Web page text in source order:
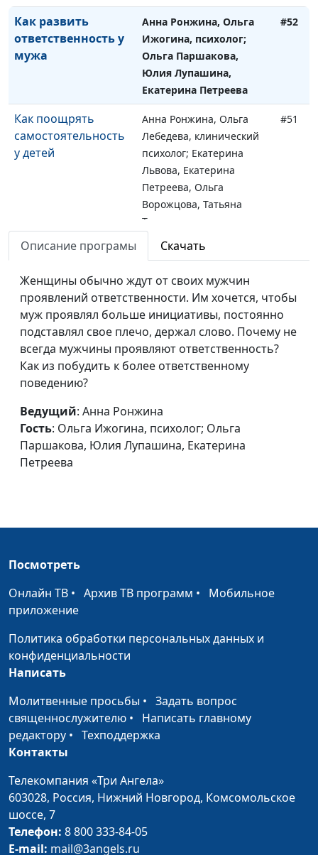
Как развить
ответственность у
мужа
Анна Ронжина, Ольга
Ижогина, психолог;
Ольга Паршакова,
Юлия Лупашина,
Екатерина Петреева
#52
Как поощрять
самостоятельность
у детей
Анна Ронжина, Ольга
Лебедева, клинический
психолог; Екатерина
Львова, Екатерина
Петреева, Ольга
Ворожцова, Татьяна
Тимонина
#51
Как помочь детям
чувствами
Анна Ронжина, Ольга
психолог; Екатерина
Львова, Екатерина
Петреева, Елена
Митрофанова, Татьяна
Тимонина
Как не быть
Юлия Лупашина, Ольга
Паршакова, Светлана
Быкова
Паршакова, Светлана
Как быть
счастливым при
любых
Чикивчук, системный
Ольга Паршакова, Ирина
Основа счастливого
брака
Анна Ронжина, Евгения
Чикивчук, системный
семейный психолог,
Паршакова, Анна
Бочкарева, Дарья
Опять домашние
Анна Ронжина, Ольга
Описание програмы Скачать
Женщины обычно ждут от своих мужчин
проявлений ответственности. Им хочется, чтобы
муж проявлял больше инициативы, постоянно
подставлял свое плечо, держал слово. Почему не
всегда мужчины проявляют ответственность?
Как из побудить к более ответственному
поведению?
Ведущий: Анна Ронжина
Гость: Ольга Ижогина, психолог; Ольга
Паршакова, Юлия Лупашина, Екатерина
Петреева
Посмотреть
Онлайн ТВ • Архив ТВ программ • Мобильное
приложение
Политика обработки персональных данных и
конфиденциальности
Написать
Молитвенные просьбы • Задать вопрос
священнослужителю • Написать главному
редактору • Техподдержка
Контакты
Телекомпания «Три Ангела»
603028, Россия, Нижний Новгород, Комсомольское
шоссе, 7
Телефон: 8 800 333-84-05
E-mail: mail@3angels.ru